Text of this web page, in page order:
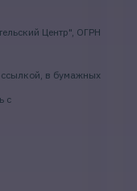
Центр", ОГРН
в бумажных
с